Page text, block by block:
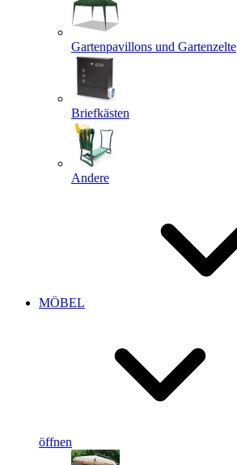
Gartenpavillons und Gartenzelte
Briefkästen
Andere
MÖBEL
öffnen